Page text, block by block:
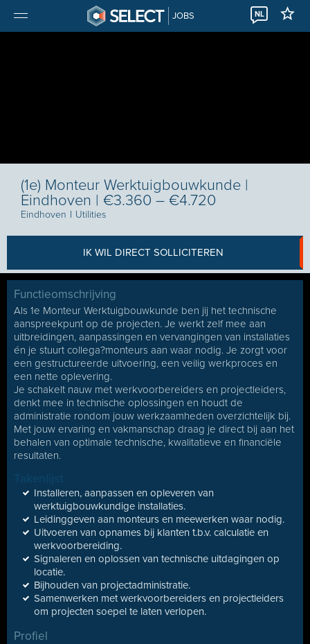
JOBS NL
(1e) Monteur Werktuigbouwkunde |
Eindhoven | €3.360 – €4.720
Eindhoven I Utilities
IK WIL DIRECT SOLLICITEREN
Functieomschrijving
Als 1e Monteur Werktuigbouwkunde ben jij het technische
aanspreekpunt op de projecten. Je werkt zelf mee aan
uitbreidingen, aanpassingen en vervangingen van installaties
én je stuurt collega?monteurs aan waar nodig. Je zorgt voor
een gestructureerde uitvoering, een veilig werkproces en
een nette oplevering.
Je schakelt nauw met werkvoorbereiders en projectleiders,
denkt mee in technische oplossingen en houdt de
administratie rondom jouw werkzaamheden overzichtelijk bij.
Met jouw ervaring en vakmanschap draag je direct bij aan het
behalen van optimale technische, kwalitatieve en financiële
resultaten.
Installeren, aanpassen en opleveren van
werktuigbouwkundige installaties.
Leidinggeven aan monteurs en meewerken waar nodig.
Uitvoeren van opnames bij klanten t.b.v. calculatie en
werkvoorbereiding.
Signaleren en oplossen van technische uitdagingen op
locatie.
Bijhouden van projectadministratie.
Samenwerken met werkvoorbereiders en projectleiders
om projecten soepel te laten verlopen.
Profiel